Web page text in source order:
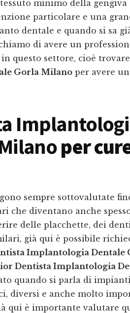
minimo della gengiva
particolare e una
dentale e quando si sa
di avere un
questo settore, cioè
Gorla Milano per avere
per
sempre sottovalutate
che diventano anche
delle placchette, dei
già qui è possibile
Implantologia Dentale
Dentista Implantologia
quando si parla di
diversi e anche molto
qui è importante valutare